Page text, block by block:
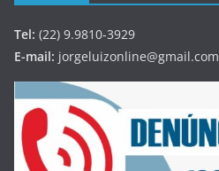
Tel: (22) 9.9810-3929
E-mail: jorgeluizonline@gmail.com